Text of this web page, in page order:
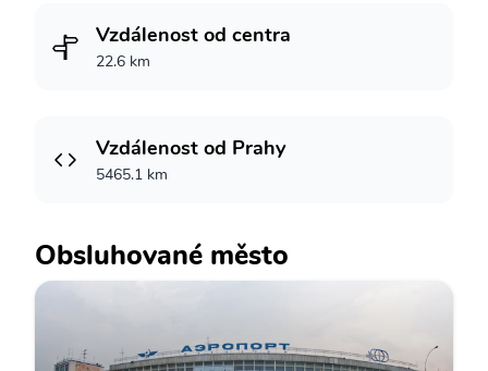
Vzdálenost od centra
22.6 km
Vzdálenost od Prahy
5465.1 km
Obsluhované město